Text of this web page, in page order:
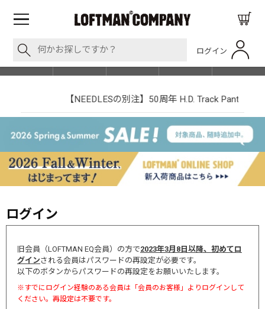
ログイン
SHOP LIST
【NEEDLESの別注】50周年 H.D. Track Pant
ログイン
旧会員（LOFTMAN EQ会員）の方で2023年3月8日以降、初めてロ
グインされる会員はパスワードの再設定が必要です。
以下のボタンからパスワードの再設定をお願いいたします。
※すでにログイン経験のある会員は「会員のお客様」よりログインして
ください。再設定は不要です。